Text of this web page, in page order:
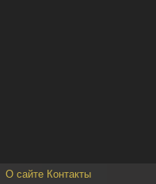
О сайте Контакты